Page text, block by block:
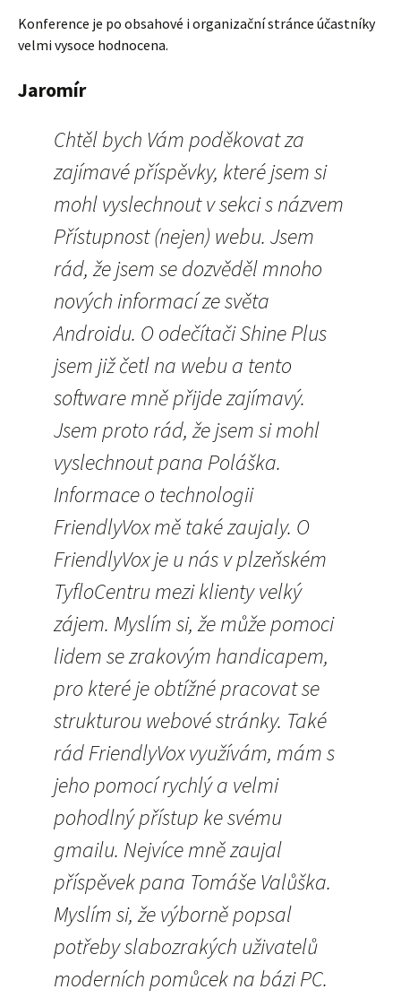
Konference je po obsahové i organizační stránce účastníky
velmi vysoce hodnocena.
Jaromír
Chtěl bych Vám poděkovat za
zajímavé příspěvky, které jsem si
mohl vyslechnout v sekci s názvem
Přístupnost (nejen) webu. Jsem
rád, že jsem se dozvěděl mnoho
nových informací ze světa
Androidu. O odečítači Shine Plus
jsem již četl na webu a tento
software mně přijde zajímavý.
Jsem proto rád, že jsem si mohl
vyslechnout pana Poláška.
Informace o technologii
FriendlyVox mě také zaujaly. O
FriendlyVox je u nás v plzeňském
TyfloCentru mezi klienty velký
zájem. Myslím si, že může pomoci
lidem se zrakovým handicapem,
pro které je obtížné pracovat se
strukturou webové stránky. Také
rád FriendlyVox využívám, mám s
jeho pomocí rychlý a velmi
pohodlný přístup ke svému
gmailu. Nejvíce mně zaujal
příspěvek pana Tomáše Valůška.
Myslím si, že výborně popsal
potřeby slabozrakých uživatelů
moderních pomůcek na bázi PC.